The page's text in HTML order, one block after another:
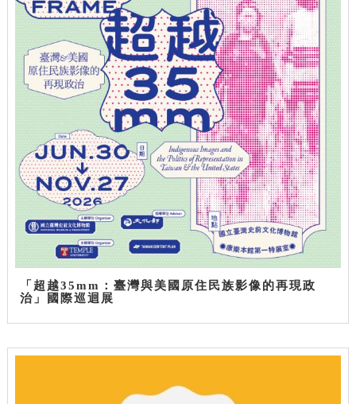
「超越35mm：臺灣與美國原住民族影像的再現政
治」國際巡迴展